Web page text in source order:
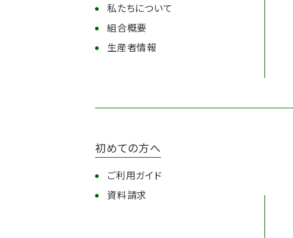
私たちについて
組合概要
生産者情報
初めての方へ
ご利用ガイド
資料請求